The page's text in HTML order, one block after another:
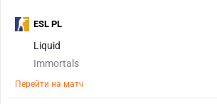
Liquid
Immortals
Перейти на матч
ESL PL